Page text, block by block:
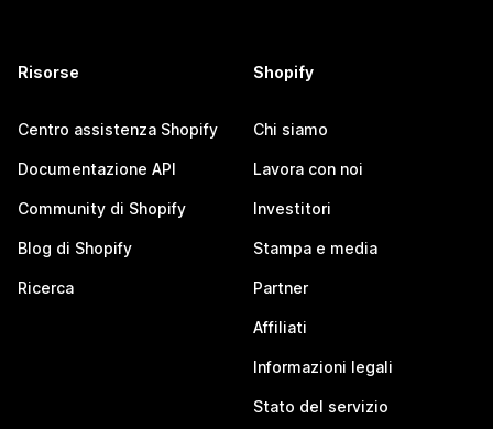
Risorse
Centro assistenza Shopify
Documentazione API
Community di Shopify
Blog di Shopify
Ricerca
Shopify
Chi siamo
Lavora con noi
Investitori
Stampa e media
Partner
Affiliati
Informazioni legali
Stato del servizio